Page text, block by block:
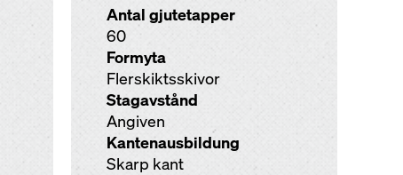
Antal gjutetapper
60
Formyta
Flerskiktsskivor
Stagavstånd
Angiven
Kantenausbildung
Skarp kant